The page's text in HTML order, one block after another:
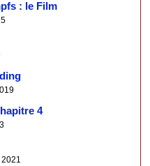
: le Film
4
2021